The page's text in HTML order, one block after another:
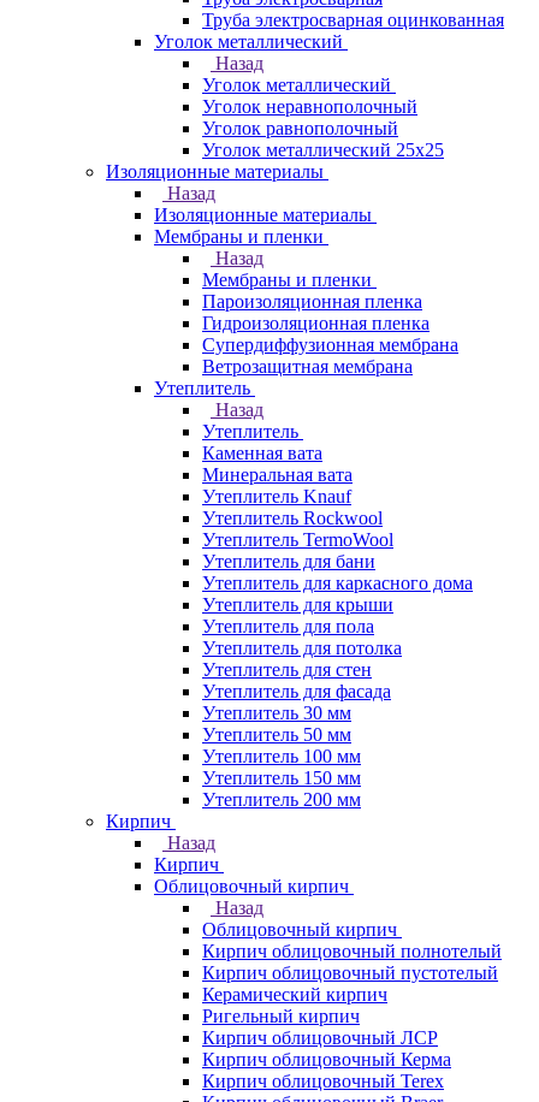
Труба электросварная оцинкованная
Уголок металлический
Назад
Уголок металлический
Уголок неравнополочный
Уголок равнополочный
Уголок металлический 25х25
Изоляционные материалы
Назад
Изоляционные материалы
Мембраны и пленки
Назад
Мембраны и пленки
Пароизоляционная пленка
Гидроизоляционная пленка
Супердиффузионная мембрана
Ветрозащитная мембрана
Утеплитель
Назад
Утеплитель
Каменная вата
Минеральная вата
Утеплитель Knauf
Утеплитель Rockwool
Утеплитель TermoWool
Утеплитель для бани
Утеплитель для каркасного дома
Утеплитель для крыши
Утеплитель для пола
Утеплитель для потолка
Утеплитель для стен
Утеплитель для фасада
Утеплитель 30 мм
Утеплитель 50 мм
Утеплитель 100 мм
Утеплитель 150 мм
Утеплитель 200 мм
Кирпич
Назад
Кирпич
Облицовочный кирпич
Назад
Облицовочный кирпич
Кирпич облицовочный полнотелый
Кирпич облицовочный пустотелый
Керамический кирпич
Ригельный кирпич
Кирпич облицовочный ЛСР
Кирпич облицовочный Керма
Кирпич облицовочный Terex